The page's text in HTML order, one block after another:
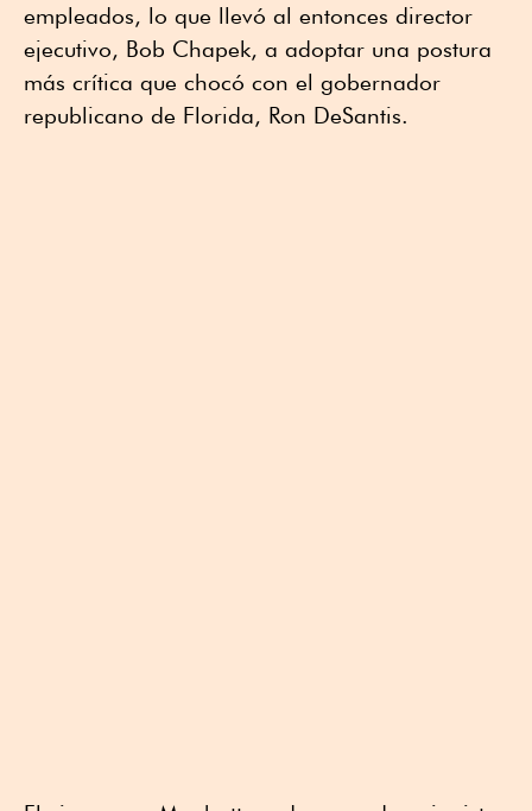
empleados, lo que llevó al entonces director
ejecutivo, Bob Chapek, a adoptar una postura
más crítica que chocó con el gobernador
republicano de Florida, Ron DeSantis.